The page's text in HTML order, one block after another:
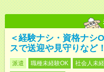
＜経験ナシ・資格ナシ
スで送迎や見守りなど！
派遣 職種未経験OK 社会人未